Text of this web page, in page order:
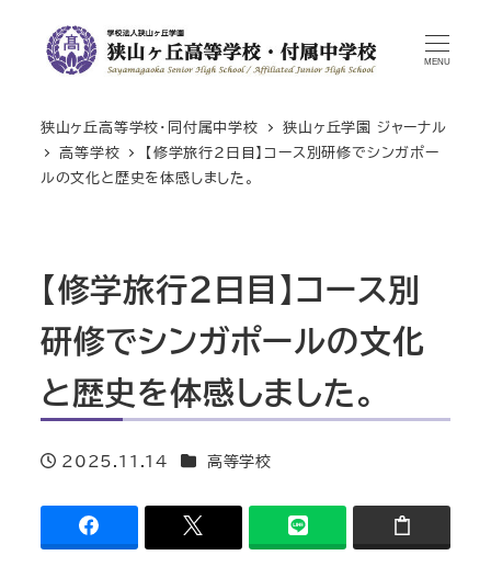
MENU
狭山ヶ丘高等学校・同付属中学校
狭山ヶ丘学園 ジャーナル
高等学校
【修学旅行2日目】コース別研修でシンガポー
ルの文化と歴史を体感しました。
【修学旅行2日目】コース別
研修でシンガポールの文化
と歴史を体感しました。
投稿日
2025.11.14 カテゴリー
高等学校